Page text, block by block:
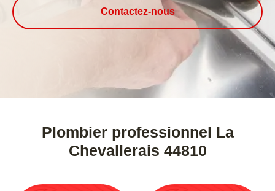
Contactez-nous
Plombier professionnel La
Chevallerais 44810